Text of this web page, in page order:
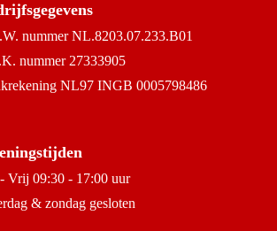
nummer NL.8203.07.233.B01
nummer 27333905
NL97 INGB 0005798486
Vrij 09:30 - 17:00 uur
& zondag gesloten